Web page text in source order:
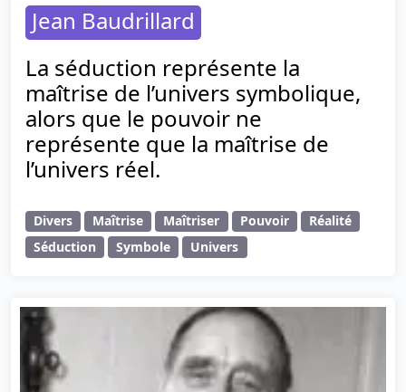
Jean Baudrillard
La séduction représente la
maîtrise de l’univers symbolique,
alors que le pouvoir ne
représente que la maîtrise de
l’univers réel.
Divers Maîtrise Maîtriser Pouvoir
Réalité
Séduction
Symbole Univers